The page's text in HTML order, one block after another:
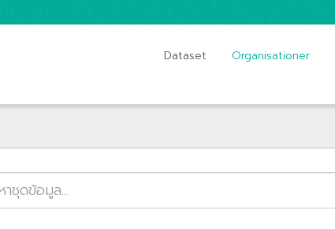
Dataset Organisationer